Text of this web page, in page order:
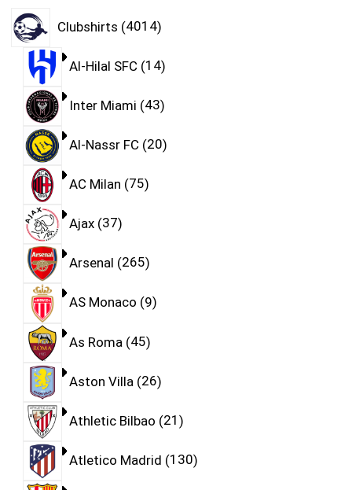
Clubshirts 4014
Al-Hilal SFC 14
Inter Miami 43
Al-Nassr FC 20
AC Milan 75
Ajax 37
Arsenal 265
AS Monaco 9
As Roma 45
Aston Villa 26
Athletic Bilbao 21
Atletico Madrid 130